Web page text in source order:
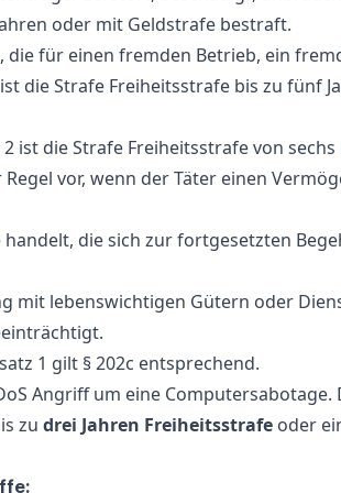
oder mit Geldstrafe bestraft.
die für einen fremden Betrieb, ein
die Strafe Freiheitsstrafe bis zu fünf
ist die Strafe Freiheitsstrafe von
vor, wenn der Täter einen
die sich zur fortgesetzten
mit lebenswichtigen Gütern oder
1 gilt § 202c entsprechend.
Angriff um eine Computersabotage.
zu drei Jahren Freiheitsstrafe oder